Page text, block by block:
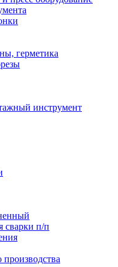
герметика
инструмент
сварки п/п
производства